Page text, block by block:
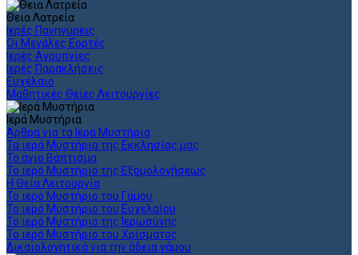
Θεια Λατρεία
Ιερές Πανηγύρεις
Οι Μεγάλες Εορτές
Ιερές Αγρυπνίες
Ιερές Παρακλήσεις
Ευχέλαιο
Μαθητικές Θείες Λειτουργίες
Ιερά Μυστήρια
Άρθρα για τα Ιερά Μυστήρια
Τα ιερά Μυστήρια της Εκκλησίας μας
Το άγιο Βάπτισμα
Το ιερό Μυστήριο της Εξομολογήσεως
Η Θεία Λειτουργία
Το ιερό Μυστήριο του Γάμου
Το ιερό Μυστήριο του Ευχελαίου
Το ιερό Μυστήριο της Ιερωσύνης
Το ιερό Μυστήριο του Χρίσματος
Δικαιολογητικά για την άδεια γάμου